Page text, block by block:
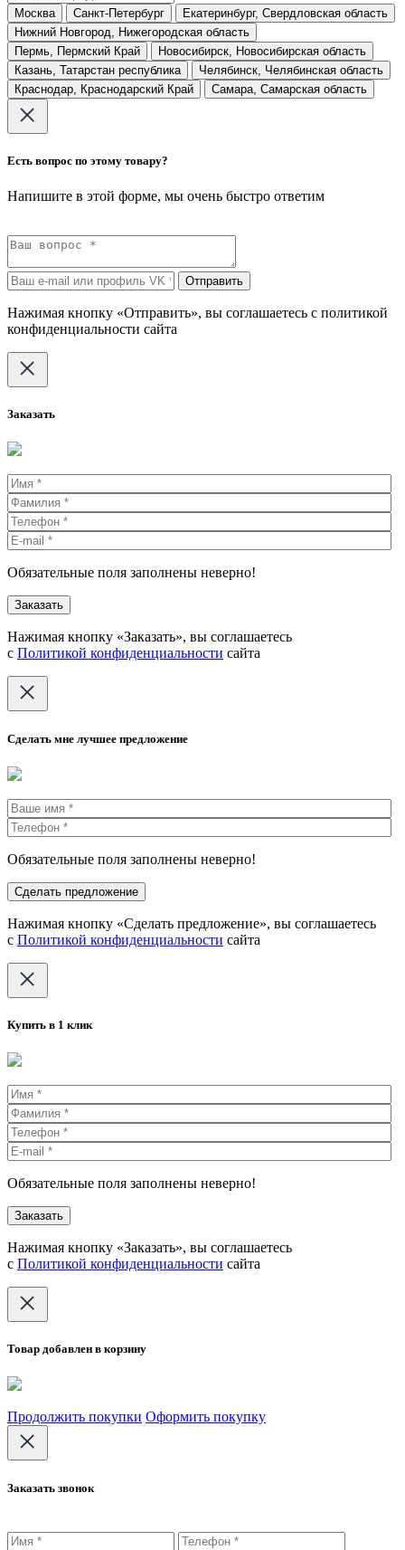
Москва Санкт-Петербург
Екатеринбург, Свердловская область
Нижний Новгород, Нижегородская область
Пермь, Пермский Край
Новосибирск, Новосибирская область
Казань, Татарстан республика
Челябинск, Челябинская область
Краснодар, Краснодарский Край
Самара, Самарская область
Есть вопрос по этому товару?
Напишите в этой форме, мы очень быстро ответим
Отправить
Нажимая кнопку «Отправить», вы соглашаетесь с политикой
конфиденциальности сайта
Заказать
Обязательные поля заполнены неверно!
Нажимая кнопку «Заказать», вы соглашаетесь
с Политикой конфиденциальности сайта
Сделать мне лучшее предложение
Обязательные поля заполнены неверно!
Нажимая кнопку «Сделать предложение», вы соглашаетесь
с Политикой конфиденциальности сайта
Купить в 1 клик
Обязательные поля заполнены неверно!
Нажимая кнопку «Заказать», вы соглашаетесь
с Политикой конфиденциальности сайта
Товар добавлен в корзину
Продолжить покупки Оформить покупку
Заказать звонок